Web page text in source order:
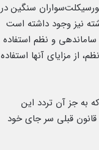
سنگین در
نیز وجود داشته است
و نظم استفاده
از مزایای آنها استفاده
به جز آن تردد این
قبلی سر جای خود